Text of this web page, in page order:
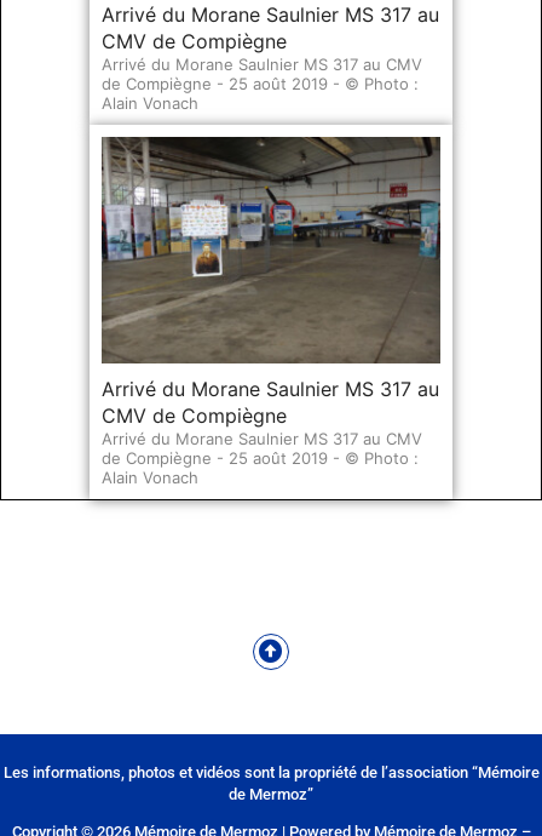
Arrivé du Morane Saulnier MS 317 au
CMV de Compiègne
Arrivé du Morane Saulnier MS 317 au CMV
de Compiègne - 25 août 2019 - © Photo :
Alain Vonach
Arrivé du Morane Saulnier MS 317 au
CMV de Compiègne
Arrivé du Morane Saulnier MS 317 au CMV
de Compiègne - 25 août 2019 - © Photo :
Alain Vonach
Les informations, photos et vidéos sont la propriété de l’association “Mémoire
de Mermoz”
Copyright © 2026 Mémoire de Mermoz | Powered by Mémoire de Mermoz –